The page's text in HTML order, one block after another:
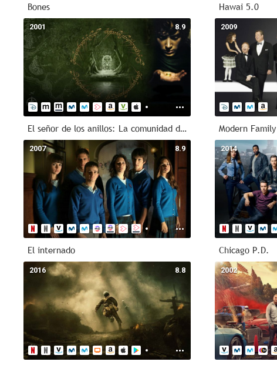
Bones Hawai 5.0
8.9
2001
El señor de los anillos: La comunidad del anillo
2009
Modern Family
8.9
2007
El internado
2014
Chicago P.D.
8.8
2016 2002